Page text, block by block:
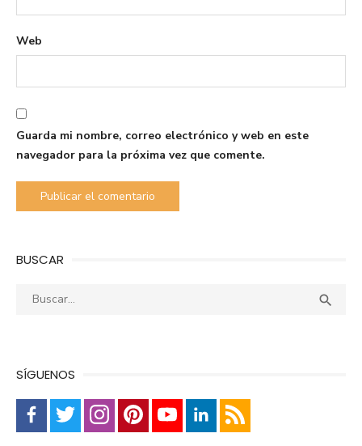
Web
Guarda mi nombre, correo electrónico y web en este
navegador para la próxima vez que comente.
BUSCAR
Buscar: 
SÍGUENOS